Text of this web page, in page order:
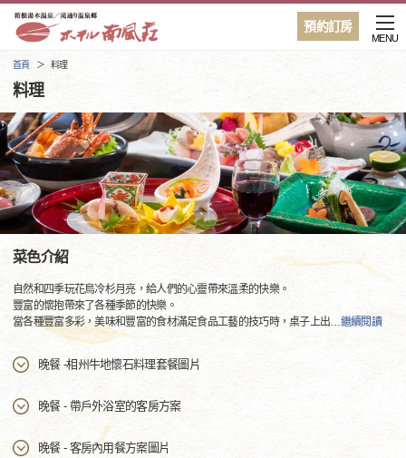
預約訂房
MENU
首頁 料理
料理
菜色介紹
自然和四季玩花鳥冷杉月亮，給人們的心靈帶來溫柔的快樂。
豐富的懷抱帶來了各種季節的快樂。
當各種豐富多彩，美味和豐富的食材滿足食品工藝的技巧時，桌子上出…繼續閱讀
晚餐 -相州牛地懷石料理套餐圖片
晚餐 - 帶戶外浴室的客房方案
晚餐 - 客房內用餐方案圖片